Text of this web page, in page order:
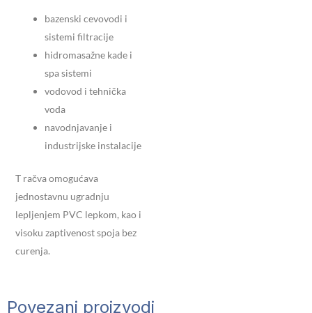
bazenski cevovodi i
sistemi filtracije
hidromasažne kade i
spa sistemi
vodovod i tehnička
voda
navodnjavanje i
industrijske instalacije
T račva omogućava
jednostavnu ugradnju
lepljenjem PVC lepkom, kao i
visoku zaptivenost spoja bez
curenja.
Povezani proizvodi